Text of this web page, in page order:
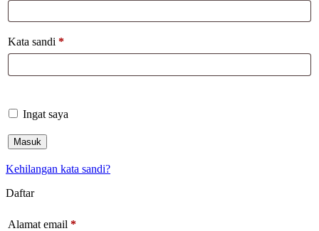
Kata sandi *
Ingat saya
Masuk
Kehilangan kata sandi?
Daftar
Alamat email *